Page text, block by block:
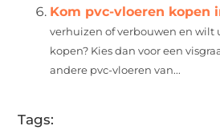
Kom pvc-vloeren kopen
verhuizen of verbouwen en wilt
kopen? Kies dan voor een
andere pvc-vloeren van...
Tags: